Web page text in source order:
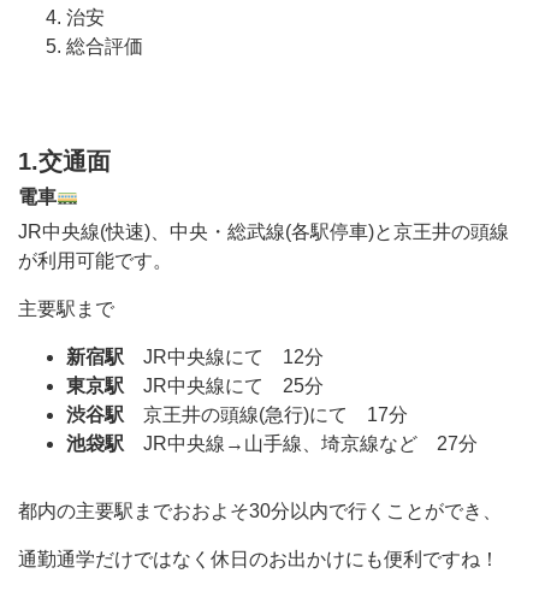
治安
総合評価
1.交通面
電車
JR中央線(快速)、中央・総武線(各駅停車)と京王井の頭線
が利用可能です。
主要駅まで
新宿駅 JR中央線にて 12分
東京駅 JR中央線にて 25分
渋谷駅 京王井の頭線(急行)にて 17分
池袋駅 JR中央線→山手線、埼京線など 27分
都内の主要駅までおおよそ30分以内で行くことができ、
通勤通学だけではなく休日のお出かけにも便利ですね！